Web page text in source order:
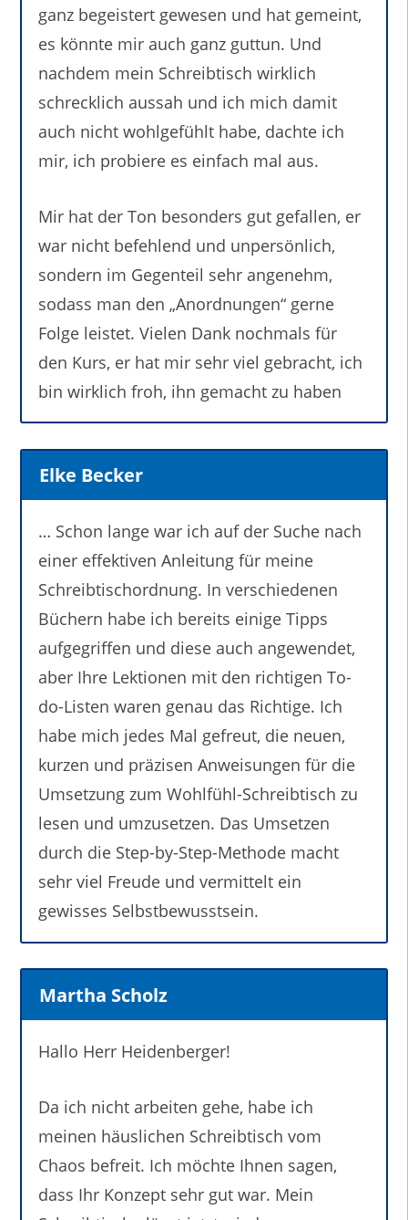
ganz begeistert gewesen und hat gemeint,
es könnte mir auch ganz guttun. Und
nachdem mein Schreibtisch wirklich
schrecklich aussah und ich mich damit
auch nicht wohlgefühlt habe, dachte ich
mir, ich probiere es einfach mal aus.
Mir hat der Ton besonders gut gefallen, er
war nicht befehlend und unpersönlich,
sondern im Gegenteil sehr angenehm,
sodass man den „Anordnungen“ gerne
Folge leistet. Vielen Dank nochmals für
den Kurs, er hat mir sehr viel gebracht, ich
bin wirklich froh, ihn gemacht zu haben
Elke Becker
… Schon lange war ich auf der Suche nach
einer effektiven Anleitung für meine
Schreibtischordnung. In verschiedenen
Büchern habe ich bereits einige Tipps
aufgegriffen und diese auch angewendet,
aber Ihre Lektionen mit den richtigen To-
do-Listen waren genau das Richtige. Ich
habe mich jedes Mal gefreut, die neuen,
kurzen und präzisen Anweisungen für die
Umsetzung zum Wohlfühl-Schreibtisch zu
lesen und umzusetzen. Das Umsetzen
durch die Step-by-Step-Methode macht
sehr viel Freude und vermittelt ein
gewisses Selbstbewusstsein.
Martha Scholz
Hallo Herr Heidenberger!
Da ich nicht arbeiten gehe, habe ich
meinen häuslichen Schreibtisch vom
Chaos befreit. Ich möchte Ihnen sagen,
dass Ihr Konzept sehr gut war. Mein